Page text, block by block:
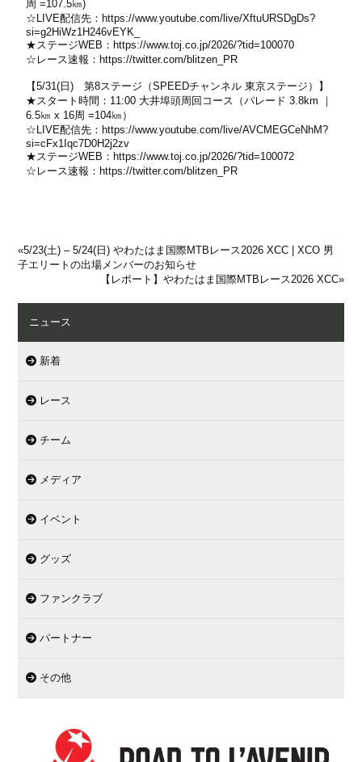
周 =107.5㎞)
☆LIVE配信先： https://www.youtube.com/live/XftuURSDgDs?
si=g2HiWz1H246vEYK_
★ステージWEB： https://www.toj.co.jp/2026/?tid=100070
☆レース速報： https://twitter.com/blitzen_PR
【5/31(日) 第8ステージ（SPEEDチャンネル 東京ステージ）】
★スタート時間：11:00 大井埠頭周回コース（パレード 3.8km ｜
6.5㎞ x 16周 =104㎞）
☆LIVE配信先： https://www.youtube.com/live/AVCMEGCeNhM?
si=cFx1Iqc7D0H2j2zv
★ステージWEB： https://www.toj.co.jp/2026/?tid=100072
☆レース速報： https://twitter.com/blitzen_PR
«5/23(土) – 5/24(日) やわたはま国際MTBレース2026 XCC | XCO 男
子エリートの出場メンバーのお知らせ
【レポート】やわたはま国際MTBレース2026 XCC»
ニュース
新着
レース
チーム
メディア
イベント
グッズ
ファンクラブ
パートナー
その他